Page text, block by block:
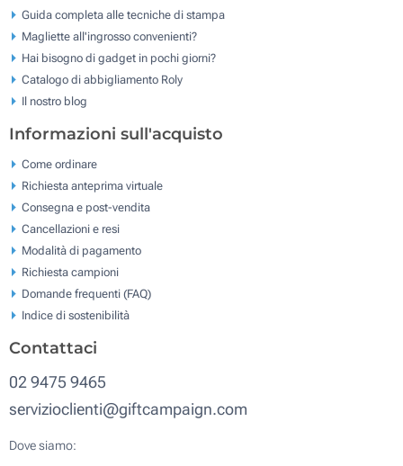
Guida completa alle tecniche di stampa
Magliette all'ingrosso convenienti?
Hai bisogno di gadget in pochi giorni?
Catalogo di abbigliamento Roly
Il nostro blog
Informazioni sull'acquisto
Come ordinare
Richiesta anteprima virtuale
Consegna e post-vendita
Cancellazioni e resi
Modalità di pagamento
Richiesta campioni
Domande frequenti (FAQ)
Indice di sostenibilità
Contattaci
02 9475 9465
servizioclienti@giftcampaign.com
Dove siamo: